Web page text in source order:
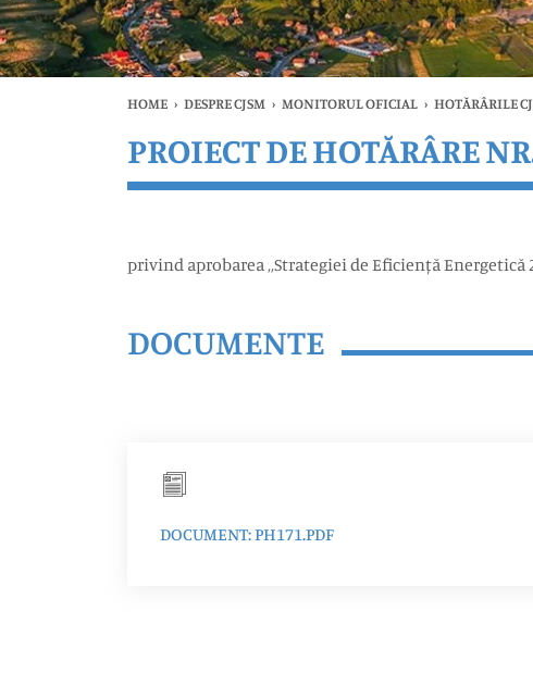
HOME › DESPRE CJSM › MONITORUL OFICIAL › HOTĂRÂRILE
PROIECT DE HOTĂRÂRE
privind aprobarea ,,Strategiei de Eficiență Energetică
DOCUMENTE
DOCUMENT: PH171.PDF